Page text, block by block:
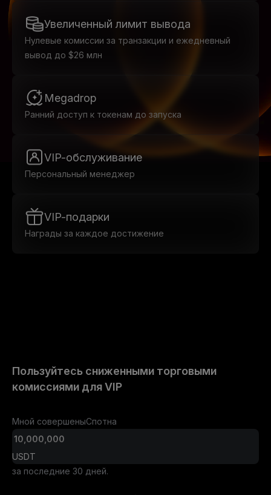
Увеличенный лимит вывода
Нулевые комиссии за транзакции и ежедневный
вывод до $26 млн
Megadrop
Ранний доступ к токенам до запуска
VIP-обслуживание
Персональный менеджер
VIP-подарки
Награды за каждое достижение
Пользуйтесь сниженными торговыми
комиссиями для VIP
Мной совершеныСпотна
USDT
за последние 30 дней.